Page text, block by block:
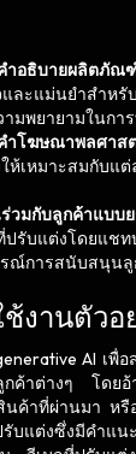
ำอธิบายผลิตภัณ
ละแม่นยำสำห
มพยายามในกา
ำโฆษณาพลศาส
ห้เหมาะสมกับแ
วมกับลูกค้าแบบ
รับแต่งโดยแชท
ณ์การสนับสนุนลู
งานตัวอ
AI เพื่อ
ค้าต่างๆ โดยอ้
ค้าที่ผ่านมา หรื
รับแต่งซึ่งมีคำแ